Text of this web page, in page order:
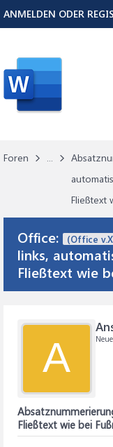
Foren ...
Fließtext
Office: (Office
links,
Fließtext wie
A
Fließtext wie bei
ANMELDEN ODER